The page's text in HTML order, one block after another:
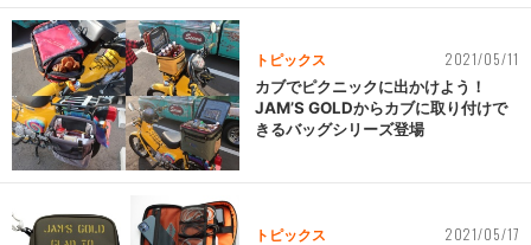
トピックス 2021/05/11
カブでピクニックに出かけよう！
JAM’S GOLDからカブに取り付けで
きるバッグシリーズ登場
トピックス 2021/05/17